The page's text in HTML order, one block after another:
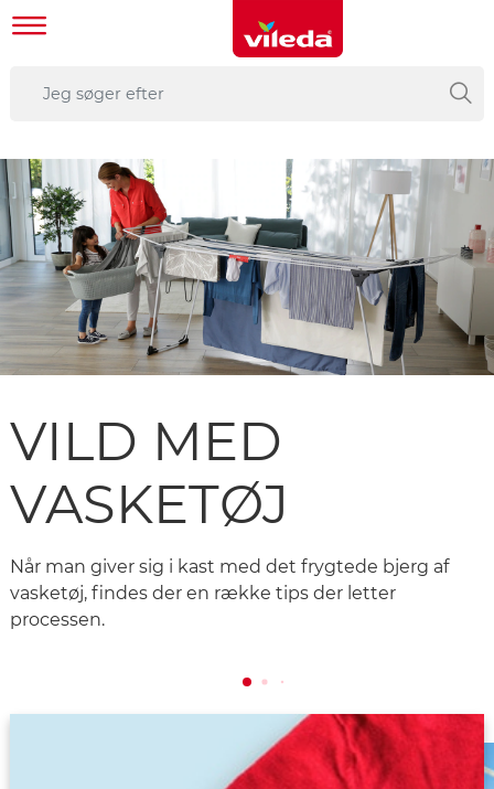
VILD MED
VASKETØJ
Når man giver sig i kast med det frygtede bjerg af
vasketøj, findes der en række tips der letter
processen.